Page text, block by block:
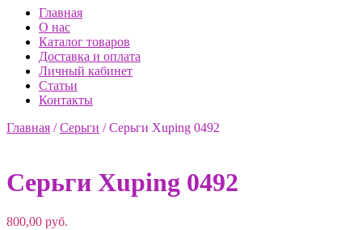
Главная
О нас
Каталог товаров
Доставка и оплата
Личный кабинет
Статьи
Контакты
Главная /Серьги /Серьги Xuping 0492
Серьги Xuping 0492
800,00 руб.